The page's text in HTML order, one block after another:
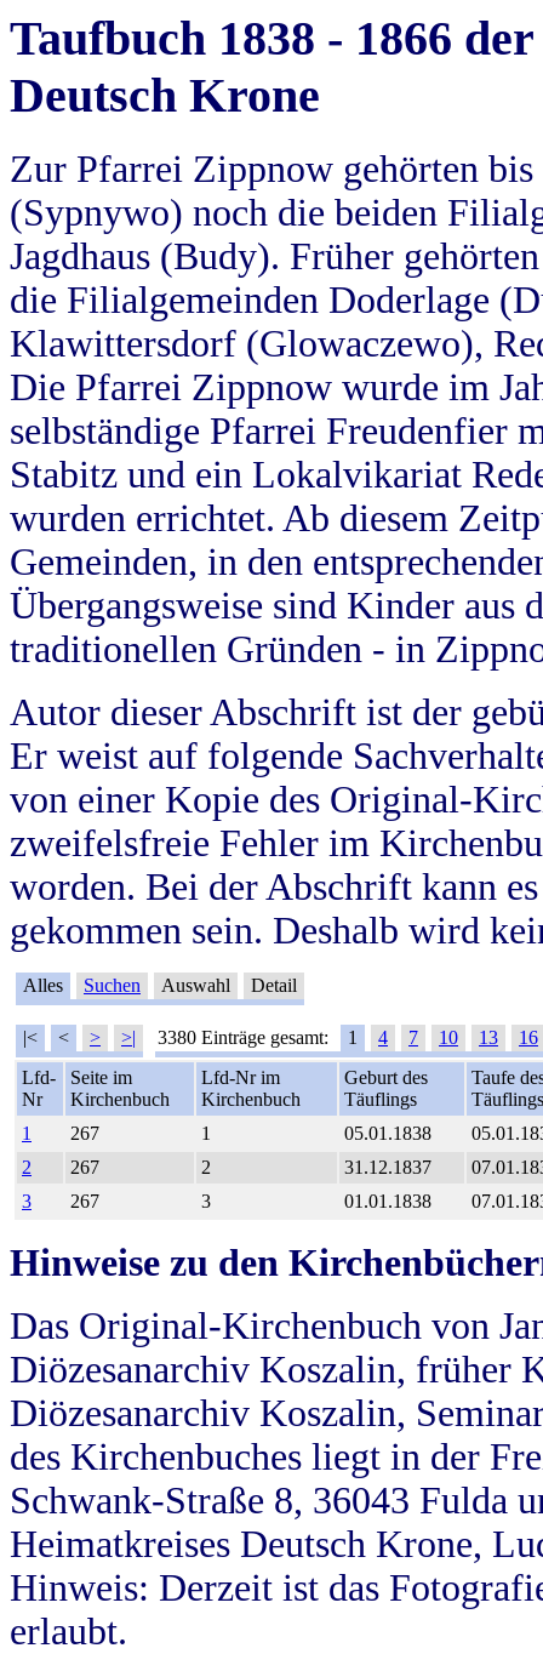
Taufbuch 1838 - 1866
Deutsch Krone
Zur Pfarrei Zippnow gehörten
(Sypnywo) noch die beiden
Jagdhaus (Budy). Früher
die Filialgemeinden Doderlage
Klawittersdorf (Glowaczewo),
Die Pfarrei Zippnow wurde im
selbständige Pfarrei Freudenfier
Stabitz und ein Lokalvikariat
wurden errichtet. Ab diesem
Gemeinden, in den
Übergangsweise sind Kinder aus
traditionellen Gründen - in
Autor dieser Abschrift ist der
Er weist auf folgende
von einer Kopie des Original-
zweifelsfreie Fehler im
worden. Bei der Abschrift kann
gekommen sein. Deshalb wird
Alles Suchen Auswahl Detail
|< < > >| 3380 Einträge gesamt: 1 4 7 10 13
16
Lfd-
Nr
Seite im
Kirchenbuch
Lfd-Nr im
Kirchenbuch
Geburt des
Täuflings
Taufe
Täuflings
1
267 1 05.01.1838
2
267 2 31.12.1837
3
267 3 01.01.1838
Hinweise zu den
Das Original-Kirchenbuch von
Diözesanarchiv Koszalin, früher
Diözesanarchiv Koszalin,
des Kirchenbuches liegt in der
Schwank-Straße 8, 36043 Fulda
Heimatkreises Deutsch Krone,
Hinweis: Derzeit ist das
erlaubt.